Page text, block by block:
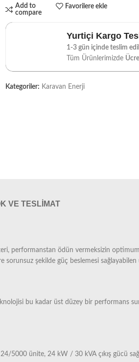
Add to
compare
Favorilere ekle
Yurtiçi Kargo
1-3 gün içinde teslim
Tüm Ürünlerimizde
Kategoriler: Karavan Enerji
VE TESLIMAT
performanstan ödün vermeksizin
şekilde güç beslemesi
bu kadar üst düzey bir performans
5000 ünite, 24 kW / 30 kVA çıkış gücü